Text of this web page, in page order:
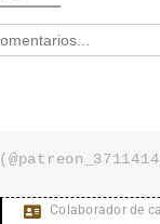
Colaborador de